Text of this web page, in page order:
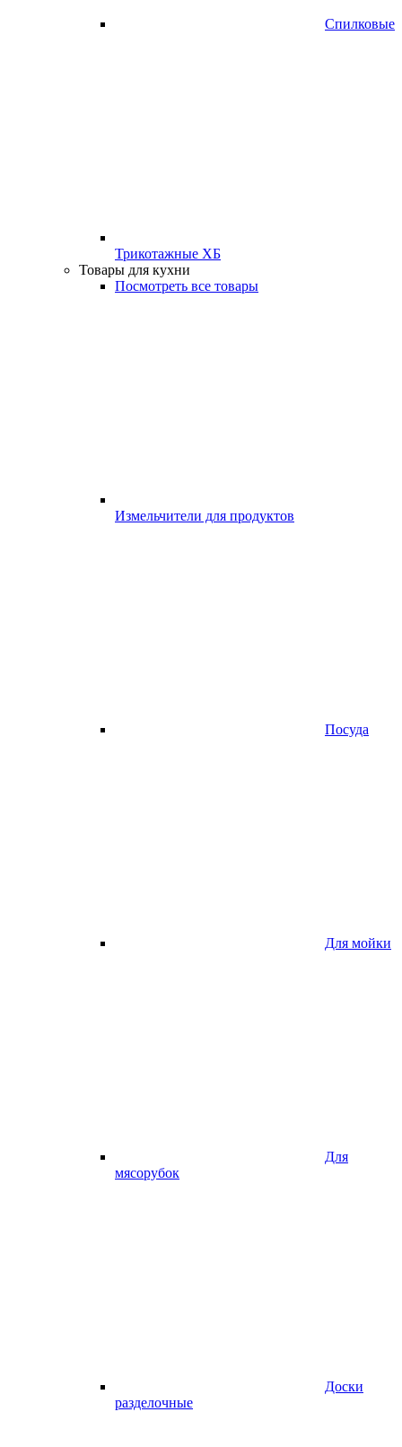
Спилковые
Трикотажные ХБ
Товары для кухни
Посмотреть все товары
Измельчители для продуктов
Посуда
Для мойки
Для
мясорубок
Доски
разделочные